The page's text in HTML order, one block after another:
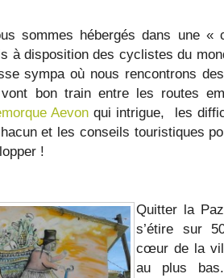
sommes hébergés dans une
à disposition des cyclistes du
sympa où nous rencontrons
vont bon train entre les routes
Aevonqui intrigue, les
et les conseils touristiques
!
Quitter la
s’étire sur
cœur de la
au plus